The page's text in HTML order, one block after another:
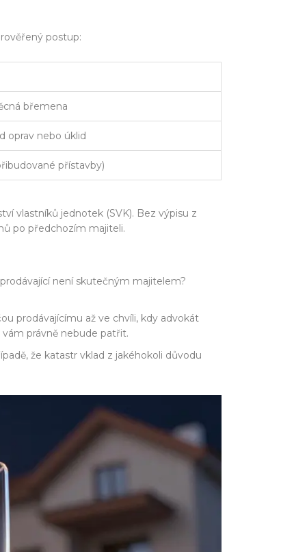
postup:
břemena
oprav nebo úklid
přístavby)
vlastníků jednotek (SVK). Bez výpisu z
po předchozím majiteli.
není skutečným majitelem?
prodávajícímu až ve chvíli, kdy advokát
právně nebude patřit.
že katastr vklad z jakéhokoli důvodu